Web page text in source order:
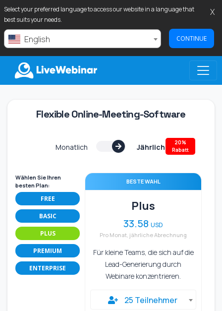
Select your preferred language to access our website in a language that
best suits your needs.
English CONTINUE
X
LIVEWEBINAR.COM
Flexible Online-Meeting-Software
Monatlich Jährlich
20%
Rabatt
Wählen Sie Ihren
besten Plan:
FREE
BASIC
PLUS
PREMIUM
ENTERPRISE
BESTE WAHL
Plus
33.58 USD
Pro Monat, jährliche Abrechnung
Für kleine Teams, die sich auf die
Lead-Generierung durch
Webinare konzentrieren.
25 Teilnehmer